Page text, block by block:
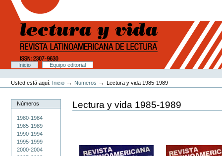
Cambiar
contenido.
navegación
Secciones
Inicio
Equipo editorial
Herramientas
Personales
Usted está aquí: Inicio → Numeros →Lectura y vida 1985-1989
Números
1980-1984
1985-1989
1990-1994
1995-1999
2000-2004
Lectura y vida 1985-1989